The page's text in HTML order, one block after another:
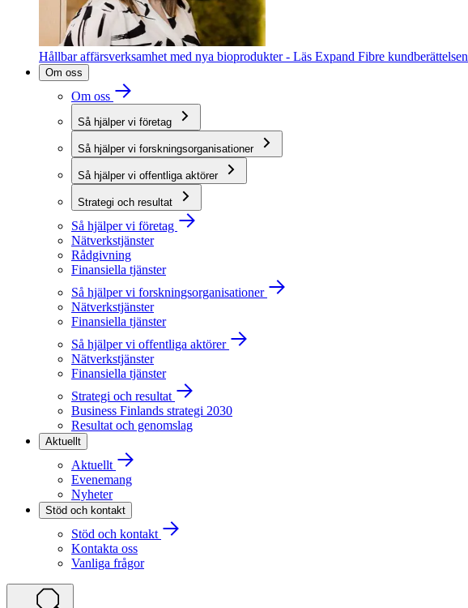
Hållbar affärsverksamhet med nya bioprodukter - Läs Expand Fibre kundberättelsen
Om oss
Om oss
Så hjälper vi företag
Så hjälper vi forskningsorganisationer
Så hjälper vi offentliga aktörer
Strategi och resultat
Så hjälper vi företag
Nätverkstjänster
Rådgivning
Finansiella tjänster
Så hjälper vi forskningsorganisationer
Nätverkstjänster
Finansiella tjänster
Så hjälper vi offentliga aktörer
Nätverkstjänster
Finansiella tjänster
Strategi och resultat
Business Finlands strategi 2030
Resultat och genomslag
Aktuellt
Aktuellt
Evenemang
Nyheter
Stöd och kontakt
Stöd och kontakt
Kontakta oss
Vanliga frågor